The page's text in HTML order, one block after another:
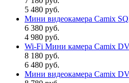
5 480 руб.
Мини видеокамера Camix
6 380 руб.
4 980 руб.
Wi-Fi Мини камера Camix
8 180 руб.
6 480 руб.
Мини видеокамера Camix